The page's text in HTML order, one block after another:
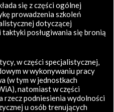
się z części ogólnej
prowadzenia szkoleń
dotyczącej
posługiwania się bronią
w części specjalistycznej,
w wykonywaniu pracy
(w tym w jednostkach
natomiast w części
rzecz podniesienia wydolności
u osób trenujących